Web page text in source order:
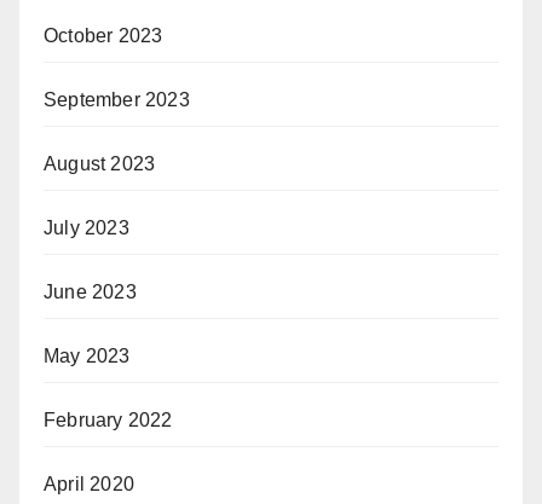
October 2023
September 2023
August 2023
July 2023
June 2023
May 2023
February 2022
April 2020